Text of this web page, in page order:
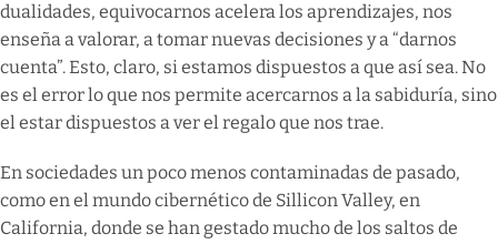
dualidades, equivocarnos acelera los aprendizajes, nos
enseña a valorar, a tomar nuevas decisiones y a “darnos
cuenta”. Esto, claro, si estamos dispuestos a que así sea. No
es el error lo que nos permite acercarnos a la sabiduría, sino
el estar dispuestos a ver el regalo que nos trae.
En sociedades un poco menos contaminadas de pasado,
como en el mundo cibernético de Sillicon Valley, en
California, donde se han gestado mucho de los saltos de